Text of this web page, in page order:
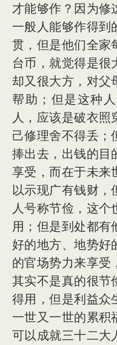
才能够作？因为修
一般人能够作得到
贯，但是他们全家
台币，就觉得是很
却又很大方，对父
帮助；但是这种
人，应该是破衣照
己修理舍不得丢；
捧出去，出钱的目
享受，而在于未来
以示现广有钱财，
人号称节俭，这个
用；但是到处都有
好的地方、地势好
的官场势力来享受
其实不是真的很节
得用，但是利益众
一世又一世的累积
可以成就三十二大